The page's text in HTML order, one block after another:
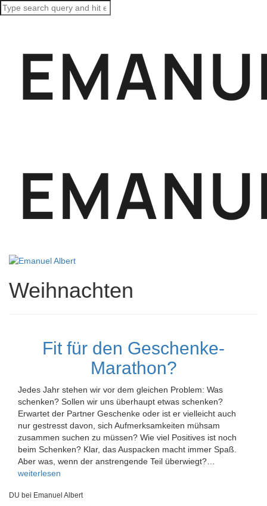
Weihnachten
Fit für den Geschenke-
Marathon?
Jedes Jahr stehen wir vor dem gleichen Problem: Was
schenken? Sollen wir uns überhaupt etwas schenken?
Erwartet der Partner Geschenke oder ist er vielleicht auch
nur gestresst davon, sich Aufmerksamkeiten mühsam
zusammen suchen zu müssen? Wie viel Positives ist noch
beim Schenken? Klar, das Auspacken macht immer Spaß.
Aber was, wenn der anstrengende Teil überwiegt?…
weiterlesen
DU bei Emanuel Albert